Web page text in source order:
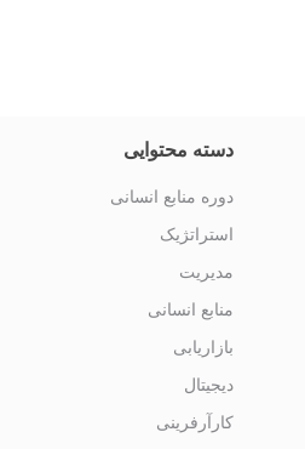
دسته محتوایی
دوره منابع انسانی
استراتژیک
مدیریت
منابع انسانی
بازاریابی
دیجیتال
کارآرفرینی